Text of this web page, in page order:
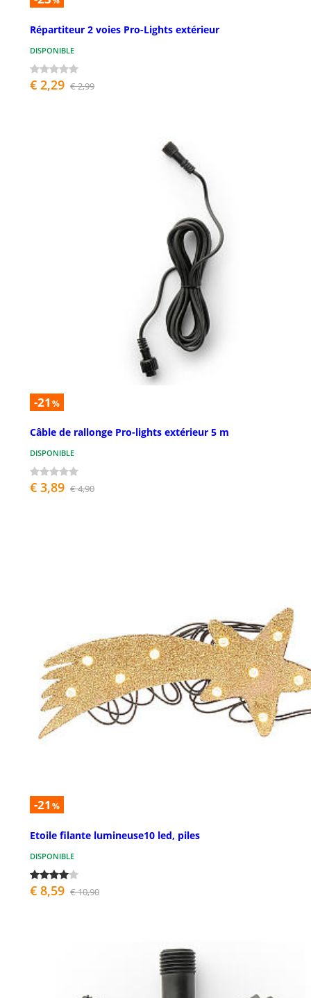
Répartiteur 2 voies Pro-Lights extérieur
DISPONIBLE
€ 2,29 € 2,99
-21 %
Câble de rallonge Pro-lights extérieur 5 m
DISPONIBLE
€ 3,89 € 4,90
-21 %
Etoile filante lumineuse10 led, piles
DISPONIBLE
€ 8,59 € 10,90